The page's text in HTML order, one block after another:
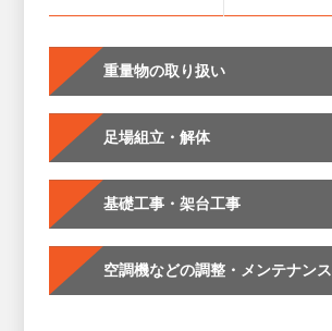
重量物の取り扱い
足場組立・解体
基礎工事・架台工事
空調機などの調整・メンテナンス